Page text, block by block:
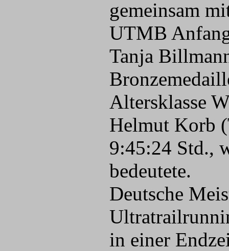
gemeinsam
UTMB
Tanja
Altersklasse
Helmut Korb
9:45:24 Std.,
bedeutete.
Deutsche
in einer